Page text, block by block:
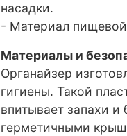
насадки.
- Материал пищевой
Материалы и
Органайзер
гигиены. Такой
впитывает запахи
герметичными